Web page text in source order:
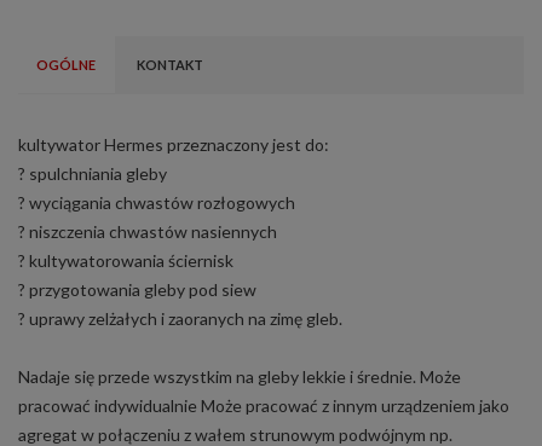
OGÓLNE KONTAKT
kultywator Hermes przeznaczony jest do:
? spulchniania gleby
? wyciągania chwastów rozłogowych
? niszczenia chwastów nasiennych
? kultywatorowania ściernisk
? przygotowania gleby pod siew
? uprawy zelżałych i zaoranych na zimę gleb.
Nadaje się przede wszystkim na gleby lekkie i średnie. Może
pracować indywidualnie Może pracować z innym urządzeniem jako
agregat w połączeniu z wałem strunowym podwójnym np.